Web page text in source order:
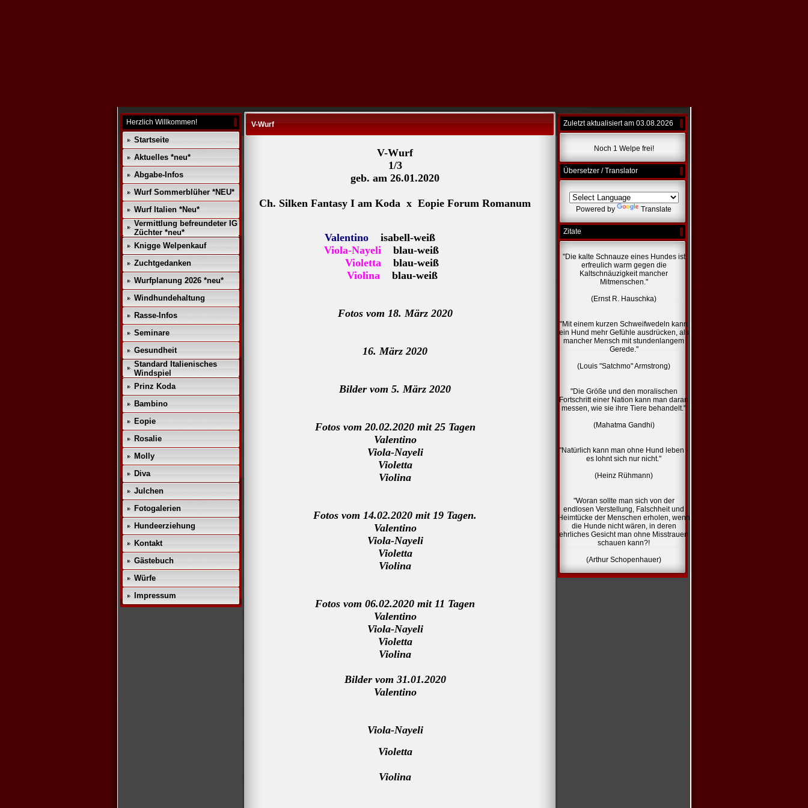
Herzlich Willkommen!
Startseite
Aktuelles *neu*
Abgabe-Infos
Wurf Sommerblüher *NEU*
Wurf Italien *Neu*
Vermittlung befreundeter IG
Züchter *neu*
Knigge Welpenkauf
Zuchtgedanken
Wurfplanung 2026 *neu*
Windhundehaltung
Rasse-Infos
Seminare
Gesundheit
Standard Italienisches
Windspiel
Prinz Koda
Bambino
Eopie
Rosalie
Molly
Diva
Julchen
Fotogalerien
Hundeerziehung
Kontakt
Gästebuch
Würfe
Impressum
V-Wurf
V-Wurf
1/3
geb. am 26.01.2020
Ch. Silken Fantasy I am Koda x Eopie Forum Romanum
Valentino
isabell-weiß
Viola-Nayeli blau-weiß
Violetta
blau-weiß
Violina
blau-weiß
Fotos vom 18. März 2020
16. März 2020
Bilder vom 5. März 2020
Fotos vom 20.02.2020 mit 25 Tagen
Valentino
Viola-Nayeli
Violetta
Violina
Fotos vom 14.02.2020 mit 19 Tagen.
Valentino
Viola-Nayeli
Violetta
Violina
Fotos vom 06.02.2020 mit 11 Tagen
Valentino
Viola-Nayeli
Violetta
Violina
Bilder vom 31.01.2020
Valentino
Viola-Nayeli
Violetta
Violina
Zuletzt aktualisiert am 03.08.2026
Noch 1 Welpe frei!
Übersetzer / Translator
Powered by Translate
Zitate
"Die kalte Schnauze eines Hundes ist
erfreulich warm gegen die
Kaltschnäuzigkeit mancher
Mitmenschen."
(Ernst R. Hauschka)
"Mit einem kurzen Schweifwedeln kann
ein Hund mehr Gefühle ausdrücken, als
mancher Mensch mit stundenlangem
Gerede."
(Louis "Satchmo" Armstrong)
"Die Größe und den moralischen
Fortschritt einer Nation kann man daran
messen, wie sie ihre Tiere behandelt."
(Mahatma Gandhi)
"Natürlich kann man ohne Hund leben -
es lohnt sich nur nicht."
(Heinz Rühmann)
"Woran sollte man sich von der
endlosen Verstellung, Falschheit und
Heimtücke der Menschen erholen, wenn
die Hunde nicht wären, in deren
ehrliches Gesicht man ohne Misstrauen
schauen kann?!
(Arthur Schopenhauer)